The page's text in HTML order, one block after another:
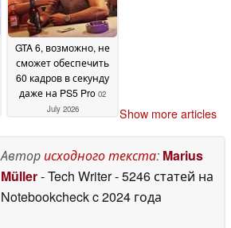
GTA 6, возможно, не
сможет обеспечить
60 кадров в секунду
даже на PS5 Pro 02
July 2026
Show more articles
Авторисходного текста: Marius
Müller- Tech Writer- 5246 статей на
Notebookcheckc 2024 года